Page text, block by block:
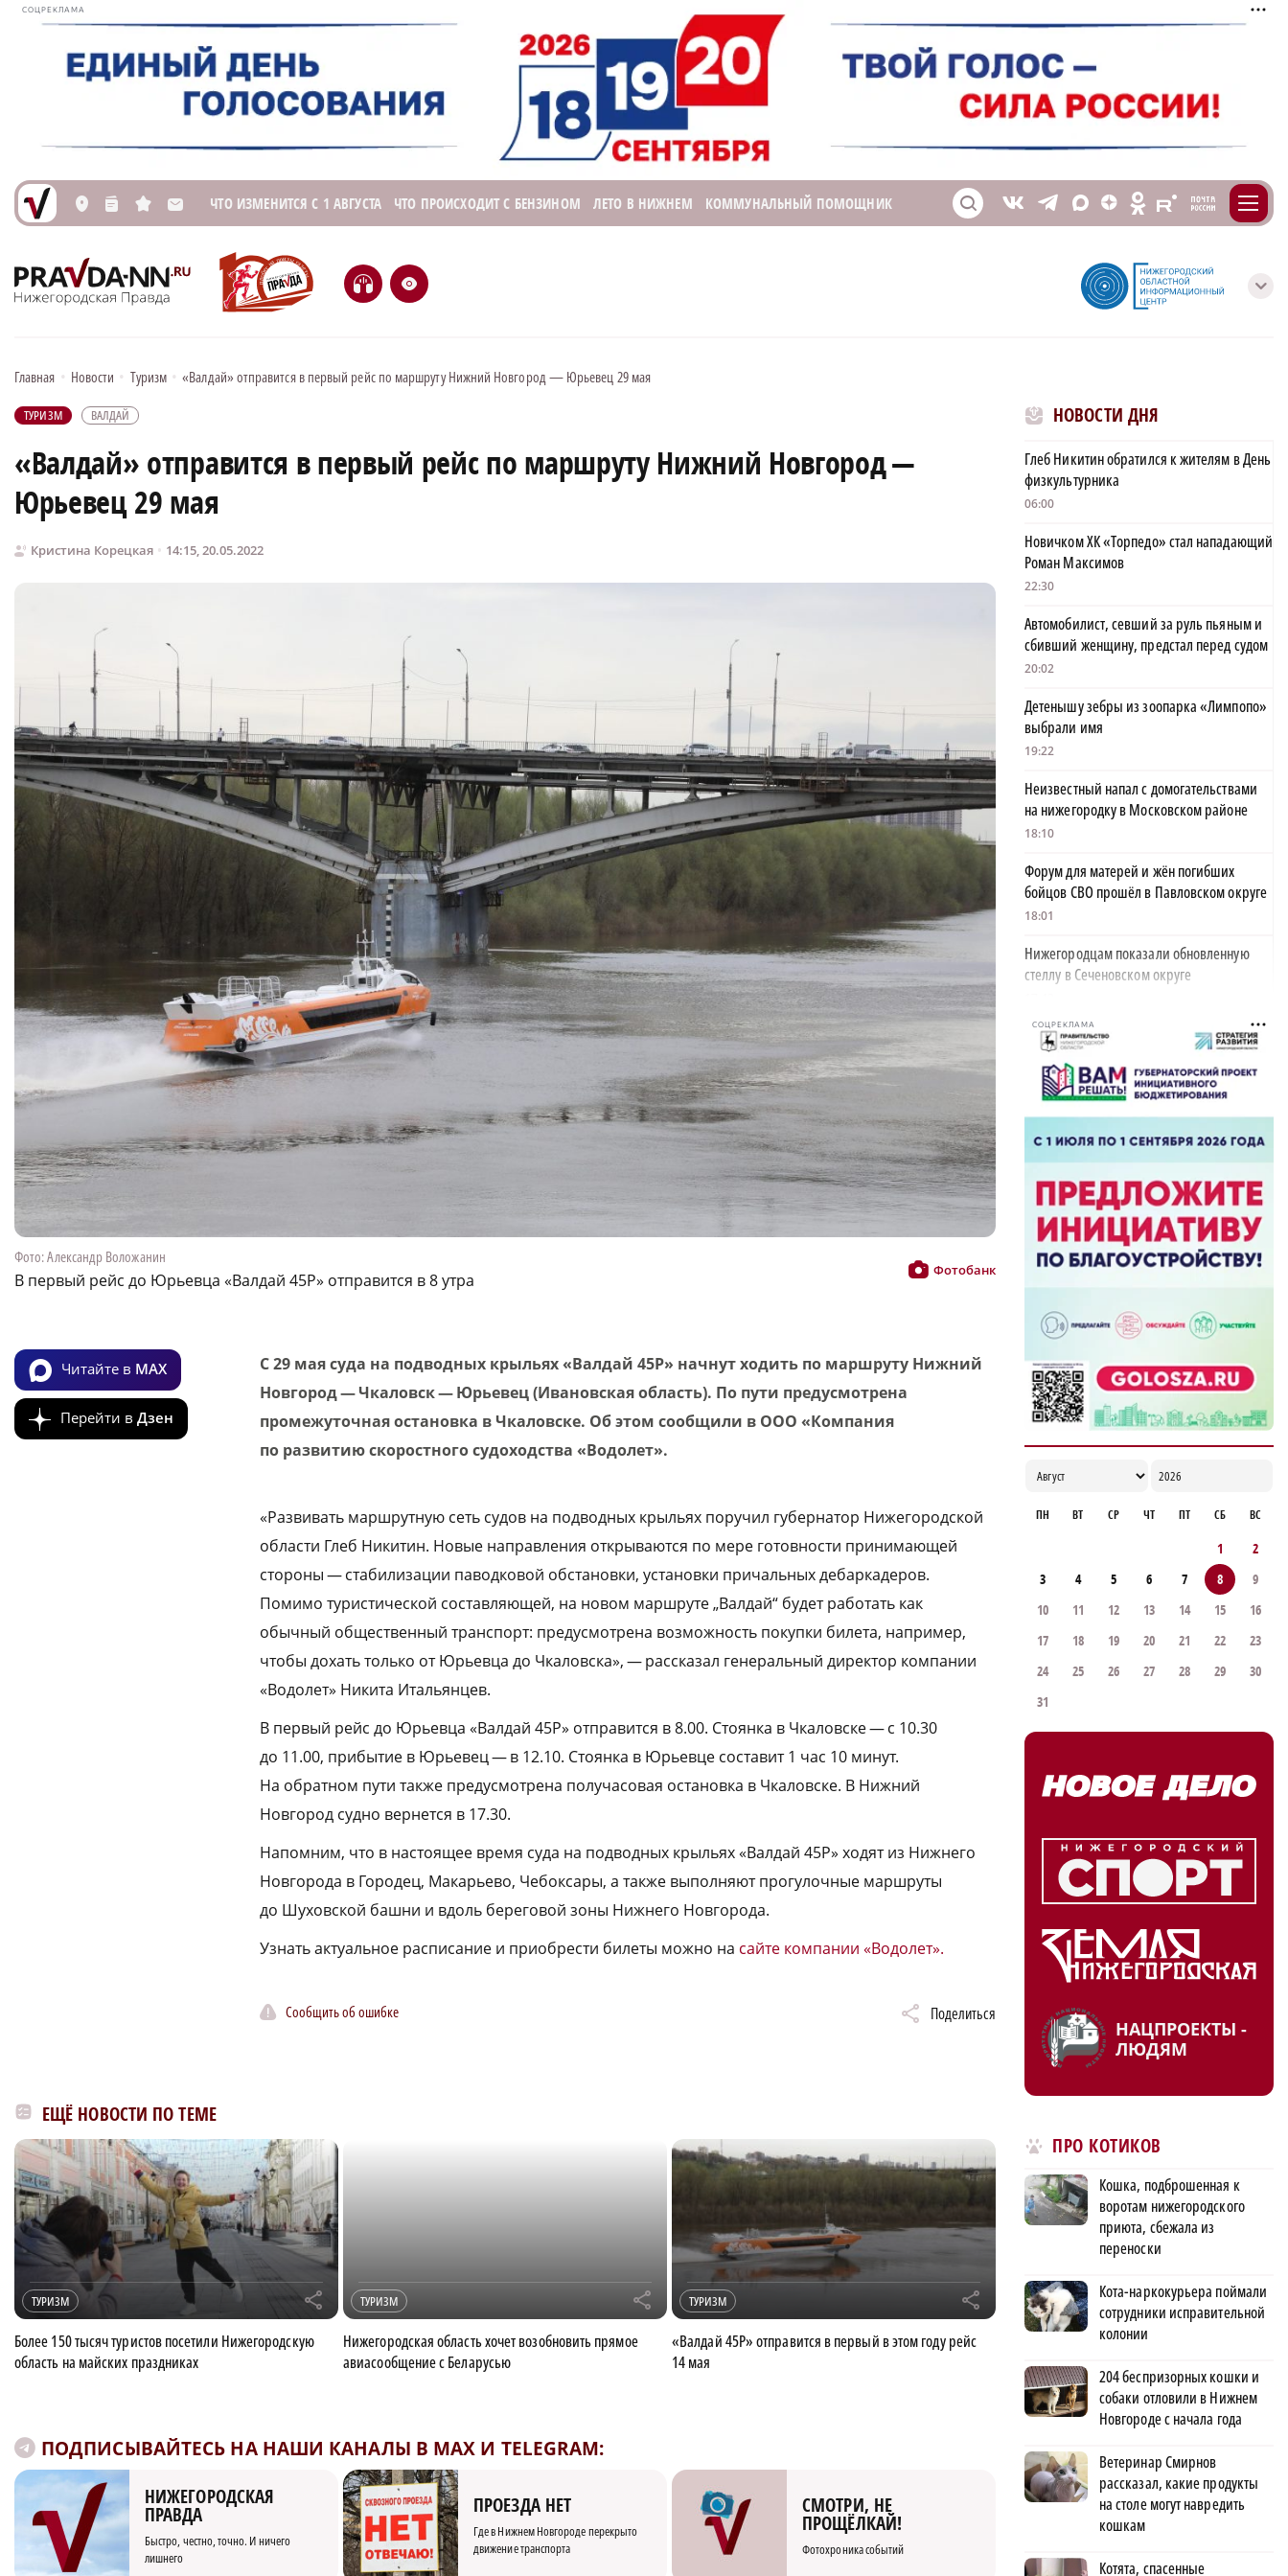
СОЦРЕКЛАМА
L n s M ЧТО ИЗМЕНИТСЯ С 1 АВГУСТА ЧТО ПРОИСХОДИТ С БЕНЗИНОМ ЛЕТО В НИЖНЕМ КОММУНАЛЬНЫЙ ПОМОЩНИК S V T X Z O E m
H e с
Главная • Новости • Туризм • «Валдай» отправится в первый рейс по маршруту Нижний Новгород — Юрьевец 29 мая
ТУРИЗМ ВАЛДАЙ
«Валдай» отправится в первый рейс по маршруту Нижний Новгород —
Юрьевец 29 мая
Кристина Корецкая 14:15, 20.05.2022
Фото: Александр Воложанин
В первый рейс до Юрьевца «Валдай 45Р» отправится в 8 утра Фотобанк
Читайте в MAX
Перейти в Дзен
С 29 мая суда на подводных крыльях «Валдай 45Р» начнут ходить по маршруту Нижний
Новгород — Чкаловск — Юрьевец (Ивановская область). По пути предусмотрена
промежуточная остановка в Чкаловске. Об этом сообщили в ООО «Компания
по развитию скоростного судоходства «Водолет».
«Развивать маршрутную сеть судов на подводных крыльях поручил губернатор Нижегородской
области Глеб Никитин. Новые направления открываются по мере готовности принимающей
стороны — стабилизации паводковой обстановки, установки причальных дебаркадеров.
Помимо туристической составляющей, на новом маршруте „Валдай“ будет работать как
обычный общественный транспорт: предусмотрена возможность покупки билета, например,
чтобы дохать только от Юрьевца до Чкаловска», — рассказал генеральный директор компании
«Водолет» Никита Итальянцев.
В первый рейс до Юрьевца «Валдай 45Р» отправится в 8.00. Стоянка в Чкаловске — с 10.30
до 11.00, прибытие в Юрьевец — в 12.10. Стоянка в Юрьевце составит 1 час 10 минут.
На обратном пути также предусмотрена получасовая остановка в Чкаловске. В Нижний
Новгород судно вернется в 17.30.
Напомним, что в настоящее время суда на подводных крыльях «Валдай 45Р» ходят из Нижнего
Новгорода в Городец, Макарьево, Чебоксары, а также выполняют прогулочные маршруты
до Шуховской башни и вдоль береговой зоны Нижнего Новгорода.
Узнать актуальное расписание и приобрести билеты можно на сайте компании «Водолет».
Сообщить об ошибке Поделиться
ЕЩЁ НОВОСТИ ПО ТЕМЕ
ТУРИЗМ r
Более 150 тысяч туристов посетили Нижегородскую
область на майских праздниках
ТУРИЗМ r
Нижегородская область хочет возобновить прямое
авиасообщение с Беларусью
ТУРИЗМ r
«Валдай 45Р» отправится в первый в этом году рейс
14 мая
ПОДПИСЫВАЙТЕСЬ НА НАШИ КАНАЛЫ В MAX И TELEGRAM:
НИЖЕГОРОДСКАЯ
ПРАВДА
Быстро, честно, точно. И ничего
лишнего
ПРОЕЗДА НЕТ
Где в Нижнем Новгороде перекрыто
движение транспорта
СМОТРИ, НЕ
ПРОЩЁЛКАЙ!
Фотохроника событий
НОВОСТИ ДНЯ
Глеб Никитин обратился к жителям в День
физкультурника
06:00
Новичком ХК «Торпедо» стал нападающий
Роман Максимов
22:30
Автомобилист, севший за руль пьяным и
сбивший женщину, предстал перед судом
20:02
Детенышу зебры из зоопарка «Лимпопо»
выбрали имя
19:22
Неизвестный напал с домогательствами
на нижегородку в Московском районе
18:10
Форум для матерей и жён погибших
бойцов СВО прошёл в Павловском округе
18:01
Нижегородцам показали обновленную
стеллу в Сеченовском округе
Исправительные работы получил
нижегородец с долгом по алиментам 700
тысяч рублей
17:37
Обращения пострадавших продавцов WB
рассмотрят на заседании оперштаба в
августе
17:21
Нижегородская область вошла в число
лидеров научно-популярного туризма
17:10
СОЦРЕКЛАМА
ПН ВТ СР ЧТ ПТ СБ ВС
1
2
3
4 5 6 7 8
9
10
11 12 13 14 15
16
17
18 19 20 21 22
23
24
25 26 27 28 29
30
31
НАЦПРОЕКТЫ -
ЛЮДЯМ
ПРО КОТИКОВ
Кошка, подброшенная к
воротам нижегородского
приюта, сбежала из
переноски
Кота-наркокурьера поймали
сотрудники исправительной
колонии
204 беспризорных кошки и
собаки отловили в Нижнем
Новгороде с начала года
Ветеринар Смирнов
рассказал, какие продукты
на столе могут навредить
кошкам
Котята, спасенные